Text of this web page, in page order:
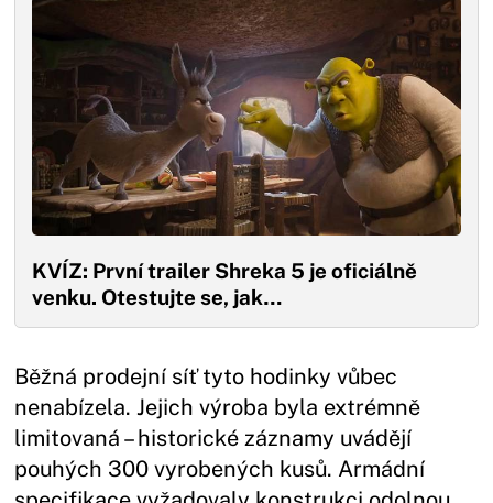
KVÍZ: První trailer Shreka 5 je oficiálně
venku. Otestujte se, jak…
Běžná prodejní síť tyto hodinky vůbec
nenabízela. Jejich výroba byla extrémně
limitovaná – historické záznamy uvádějí
pouhých 300 vyrobených kusů. Armádní